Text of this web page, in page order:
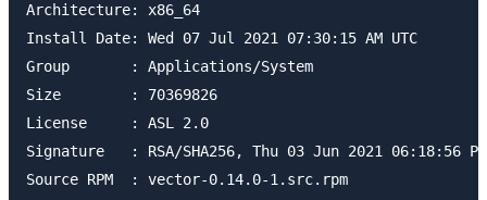
Architecture: x86_64
Install Date: Wed 07 Jul 2021 07:30:15 AM UTC
Group       : Applications/System
Size        : 70369826
License     : ASL 2.0
Signature   : RSA/SHA256, Thu 03 Jun 2021 06:18:56 PM
Source RPM  : vector-0.14.0-1.src.rpm